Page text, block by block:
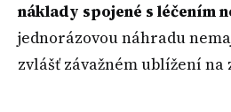
náklady spojené s léčením
jednorázovou náhradu
zvlášť závažném ublížení na